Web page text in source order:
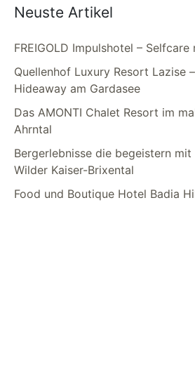
Neuste Artikel
FREIGOLD Impulshotel –
Quellenhof Luxury Resort Lazise
Hideaway am Gardasee
Das AMONTI Chalet Resort im
Ahrntal
Bergerlebnisse die begeistern mit
Wilder Kaiser-Brixental
Food und Boutique Hotel Badia